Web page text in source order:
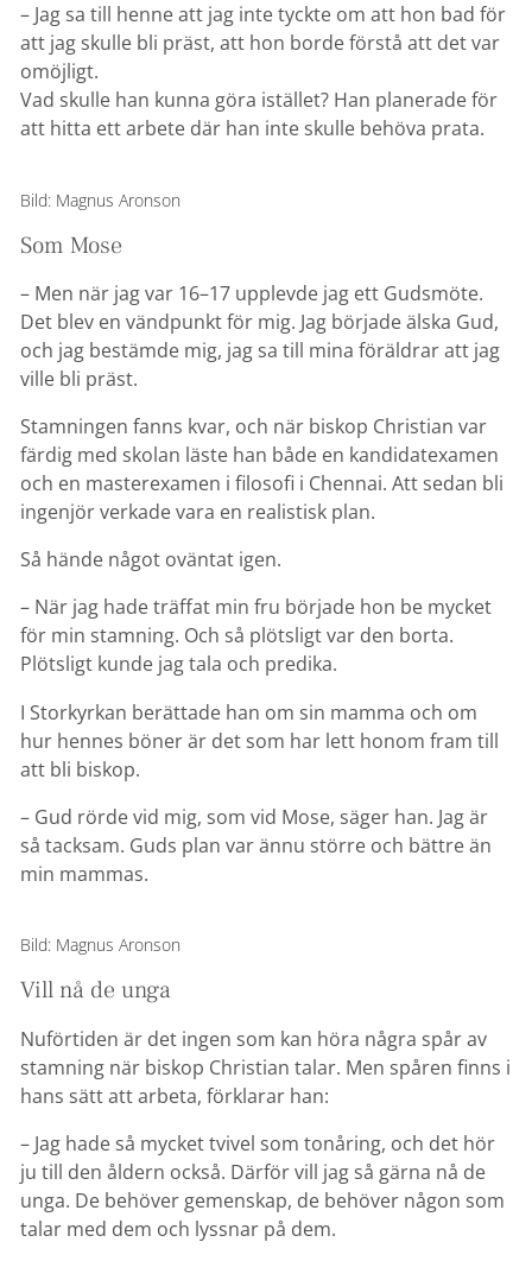
– Jag sa till henne att jag inte tyckte om att hon bad för
att jag skulle bli präst, att hon borde förstå att det var
omöjligt.
Vad skulle han kunna göra istället? Han planerade för
att hitta ett arbete där han inte skulle behöva prata.
Bild: Magnus Aronson
Som Mose
– Men när jag var 16–17 upplevde jag ett Gudsmöte.
Det blev en vändpunkt för mig. Jag började älska Gud,
och jag bestämde mig, jag sa till mina föräldrar att jag
ville bli präst.
Stamningen fanns kvar, och när biskop Christian var
färdig med skolan läste han både en kandidatexamen
och en masterexamen i filosofi i Chennai. Att sedan bli
ingenjör verkade vara en realistisk plan.
Så hände något oväntat igen.
– När jag hade träffat min fru började hon be mycket
för min stamning. Och så plötsligt var den borta.
Plötsligt kunde jag tala och predika.
I Storkyrkan berättade han om sin mamma och om
hur hennes böner är det som har lett honom fram till
att bli biskop.
– Gud rörde vid mig, som vid Mose, säger han. Jag är
så tacksam. Guds plan var ännu större och bättre än
min mammas.
Bild: Magnus Aronson
Vill nå de unga
Nuförtiden är det ingen som kan höra några spår av
stamning när biskop Christian talar. Men spåren finns i
hans sätt att arbeta, förklarar han:
– Jag hade så mycket tvivel som tonåring, och det hör
ju till den åldern också. Därför vill jag så gärna nå de
unga. De behöver gemenskap, de behöver någon som
talar med dem och lyssnar på dem.